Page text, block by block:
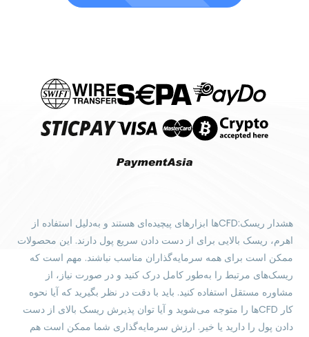
هشدار ریسک:CFDها ابزارهای پیچیده‌ای هستند و به‌دلیل استفاده از
اهرم، ریسک بالایی برای از دست دادن سریع پول دارند. این محصولات
ممکن است برای همه سرمایه‌گذاران مناسب نباشند. مهم است که
ریسک‌های مرتبط را به‌طور کامل درک کنید و در صورت نیاز، از
مشاوره مستقل استفاده کنید. باید با دقت در نظر بگیرید که آیا نحوه
کار CFDها را متوجه می‌شوید و آیا توان پذیرش ریسک بالای از دست
دادن پول را دارید یا خیر. ارزش سرمایه‌گذاری شما ممکن است هم